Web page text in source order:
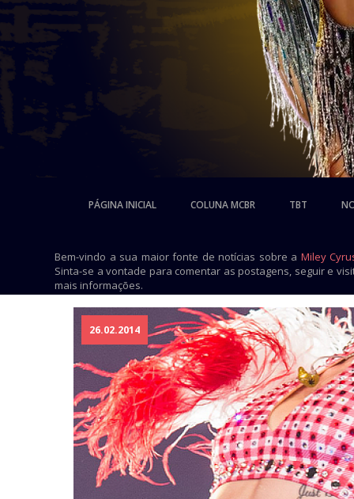
PÁGINA INICIAL COLUNA MCBR TBT
Bem-vindo a sua maior fonte de notícias sobre a Miley
Sinta-se a vontade para comentar as postagens, seguir e
mais informações.
26.02.2014